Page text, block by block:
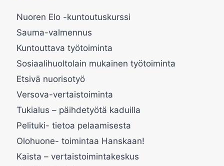
Nuoren Elo -kuntoutuskurssi
Sauma-valmennus
Kuntouttava työtoiminta
Sosiaalihuoltolain mukainen työtoiminta
Etsivä nuorisotyö
Versova-vertaistoiminta
Tukialus – päihdetyötä kaduilla
Pelituki- tietoa pelaamisesta
Olohuone- toimintaa Hanskaan!
Kaista – vertaistoimintakeskus